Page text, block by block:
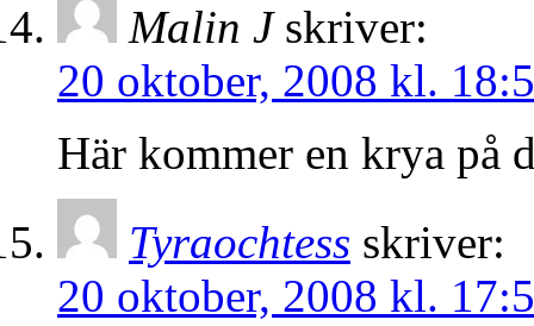
Malin J skriver:
20 oktober, 2008 kl.
Här kommer en krya på
Tyraochtess skriver:
20 oktober, 2008 kl.